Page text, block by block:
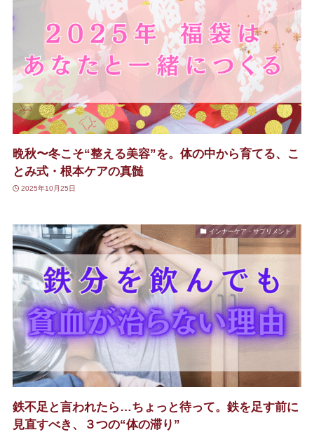
晩秋〜冬こそ“整える美容”を。体の中から育てる、こ
とみ式・根本ケアの真髄
2025年10月25日
インナーケア・サプリメント
鉄不足と言われたら…ちょっと待って。鉄を足す前に
見直すべき、３つの“体の滞り”